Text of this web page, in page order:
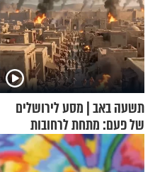
תשעה באב | מסע לירושלים
של פעם: מתחת לרחובות
ירושלים